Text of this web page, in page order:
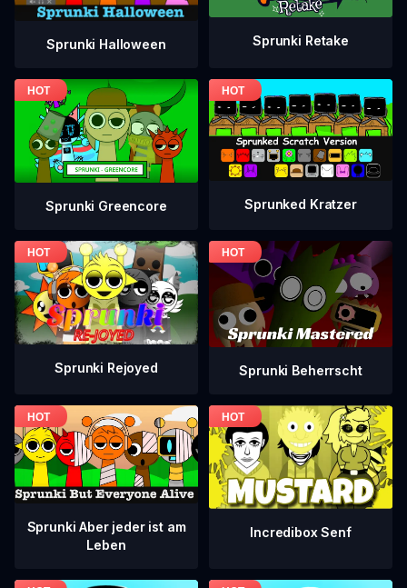
Sprunki Halloween Sprunki Retake
Sprunki Greencore Sprunked Kratzer
Sprunki Rejoyed Sprunki Beherrscht
Sprunki Aber jeder ist am
Leben
Incredibox Senf